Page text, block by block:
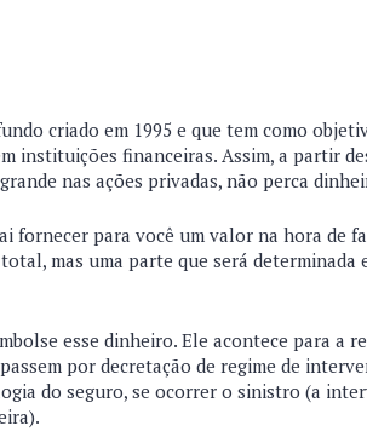
criado em 1995 e que tem como
instituições financeiras. Assim, a partir
nas ações privadas, não perca
fornecer para você um valor na hora de
mas uma parte que será determinada
esse dinheiro. Ele acontece para a
por decretação de regime de
do seguro, se ocorrer o sinistro (a